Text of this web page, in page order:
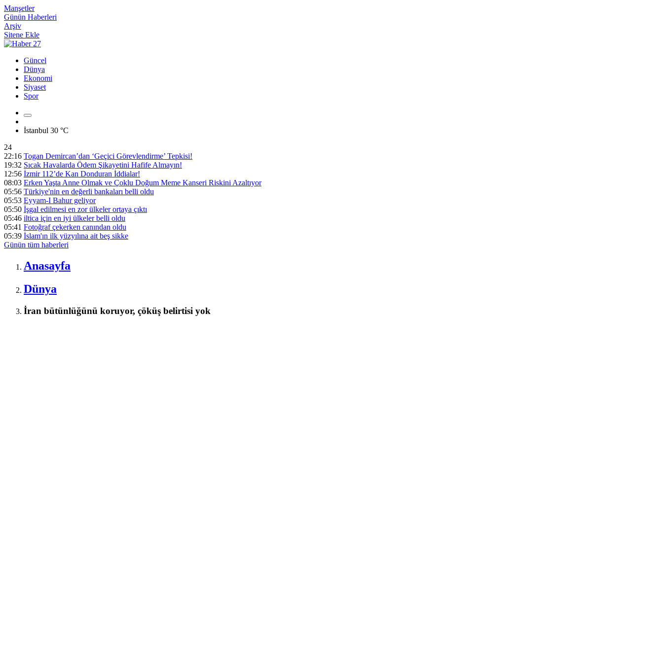
Manşetler
Günün Haberleri
Arşiv
Sitene Ekle
Güncel
Dünya
Ekonomi
Siyaset
Spor
İstanbul 30 °C
24
22:16 Togan Demircan’dan ‘Geçici Görevlendirme’ Tepkisi!
19:32 Sıcak Havalarda Ödem Şikayetini Hafife Almayın!
12:56 İzmir 112’de Kan Donduran İddialar!
08:03 Erken Yaşta Anne Olmak ve Çoklu Doğum Meme Kanseri Riskini Azaltıyor
05:56 Türkiye'nin en değerli bankaları belli oldu
05:53 Eyyam-I Bahur geliyor
05:50 İşgal edilmesi en zor ülkeler ortaya çıktı
05:46 iltica için en iyi ülkeler belli oldu
05:41 Fotoğraf çekerken canından oldu
05:39 İslam'ın ilk yüzyılına ait beş sikke
Günün tüm haberleri
Anasayfa
Dünya
İran bütünlüğünü koruyor, çöküş belirtisi yok